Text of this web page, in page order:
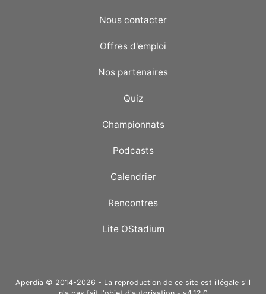
Nous contacter
Offres d'emploi
Nos partenaires
Quiz
Championnats
Podcasts
Calendrier
Rencontres
Lite OStadium
Aperdia © 2014-2026 - La reproduction de ce site est illégale s'il